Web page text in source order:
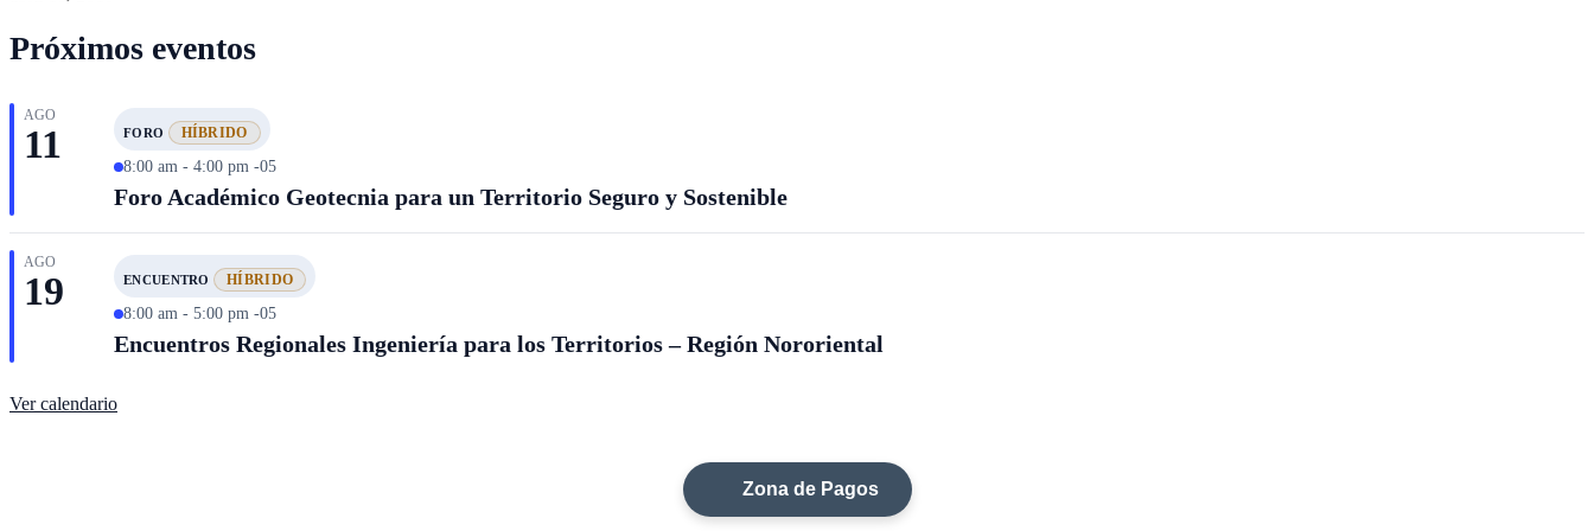
Próximos eventos
AGO
11 FORO HÍBRIDO
8:00 am - 4:00 pm -05
Foro Académico Geotecnia para un Territorio Seguro y Sostenible
AGO
19 ENCUENTRO HÍBRIDO
8:00 am - 5:00 pm -05
Encuentros Regionales Ingeniería para los Territorios – Región Nororiental
Ver calendario
Zona de Pagos